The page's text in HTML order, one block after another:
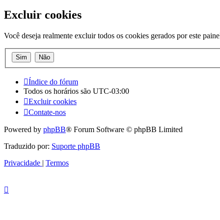
Excluir cookies
Você deseja realmente excluir todos os cookies gerados por este
Índice do fórum
Todos os horários são UTC-03:00
Excluir cookies
Contate-nos
Powered by phpBB® Forum Software © phpBB Limited
Traduzido por: Suporte phpBB
Privacidade | Termos